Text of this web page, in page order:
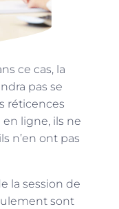
ce cas, la
pas se
réticences
ligne, ils ne
n’en ont pas
la session de
sont